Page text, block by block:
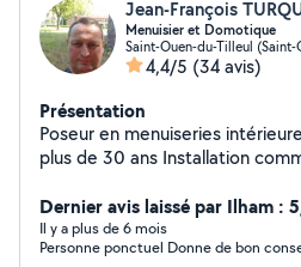
Jean-François
Menuisier et Domotique
Saint-Ouen-du-Tilleul
4,4/5 (34 avis)
Présentation
Poseur en menuiseries
plus de 30 ans Installation
domotique, ... Quelques
traitement d'image, de texte,
imprimante, iptv, etc ...
Dernier avis laissé par Ilham :
Il y a plus de 6 mois
Personne ponctuel Donne de bon